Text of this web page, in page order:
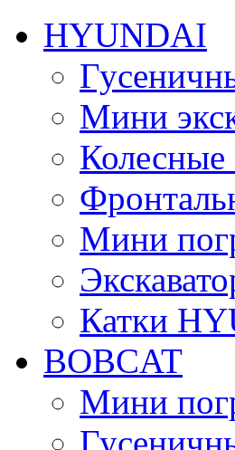
HYUNDAI
Мини
Мини
Катки
BOBCAT
Мини